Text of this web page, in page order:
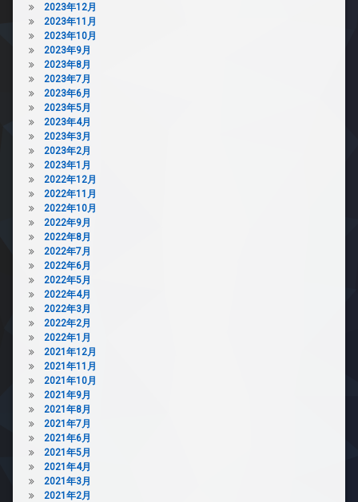
2023年12月
2023年11月
2023年10月
2023年9月
2023年8月
2023年7月
2023年6月
2023年5月
2023年4月
2023年3月
2023年2月
2023年1月
2022年12月
2022年11月
2022年10月
2022年9月
2022年8月
2022年7月
2022年6月
2022年5月
2022年4月
2022年3月
2022年2月
2022年1月
2021年12月
2021年11月
2021年10月
2021年9月
2021年8月
2021年7月
2021年6月
2021年5月
2021年4月
2021年3月
2021年2月